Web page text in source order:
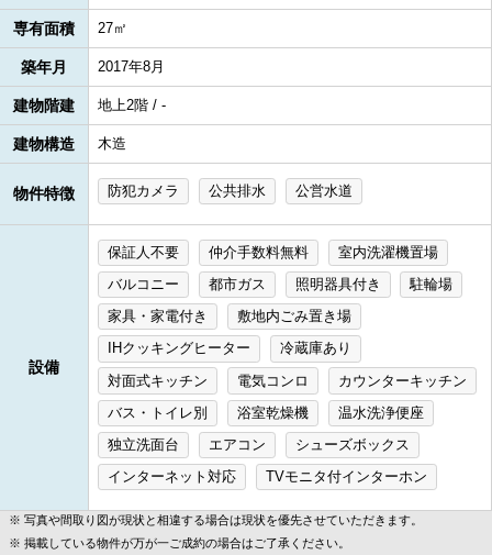
専有面積 27㎡
築年月 2017年8月
建物階建 地上2階 / -
建物構造 木造
物件特徴 防犯カメラ 公共排水 公営水道
設備
保証人不要 仲介手数料無料
室内洗濯機置場
バルコニー
都市ガス 照明器具付き
駐輪場
家具・家電付き
敷地内ごみ置き場
IHクッキングヒーター
冷蔵庫あり
対面式キッチン
電気コンロ
カウンターキッチン
バス・トイレ別
浴室乾燥機
温水洗浄便座
独立洗面台
エアコン
シューズボックス
インターネット対応
TVモニタ付インターホン
写真や間取り図が現状と相違する場合は現状を優先させていただきます。
掲載している物件が万が一ご成約の場合はご了承ください。